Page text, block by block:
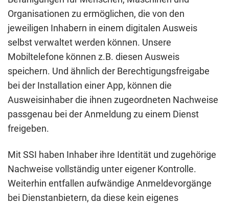
Organisationen zu ermöglichen, die von den
jeweiligen Inhabern in einem digitalen Ausweis
selbst verwaltet werden können. Unsere
Mobiltelefone können z.B. diesen Ausweis
speichern. Und ähnlich der Berechtigungsfreigabe
bei der Installation einer App, können die
Ausweisinhaber die ihnen zugeordneten Nachweise
passgenau bei der Anmeldung zu einem Dienst
freigeben.
Mit SSI haben Inhaber ihre Identität und zugehörige
Nachweise vollständig unter eigener Kontrolle.
Weiterhin entfallen aufwändige Anmeldevorgänge
bei Dienstanbietern, da diese kein eigenes